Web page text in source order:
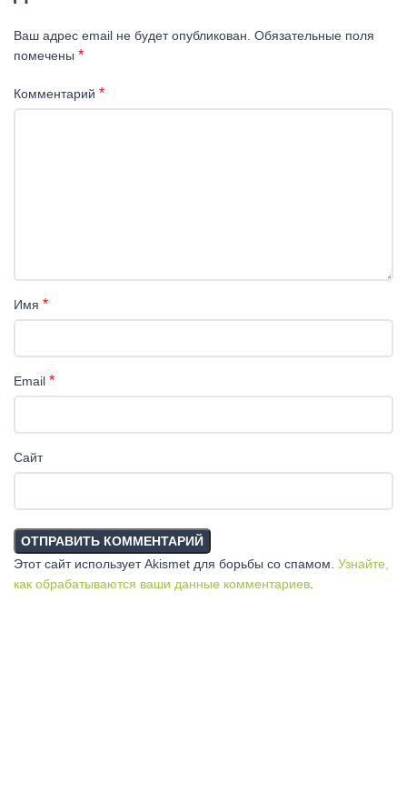
Ваш адрес email не будет опубликован. Обязательные поля
помечены *
Комментарий *
Имя *
Email *
Сайт
Этот сайт использует Akismet для борьбы со спамом. Узнайте,
как обрабатываются ваши данные комментариев